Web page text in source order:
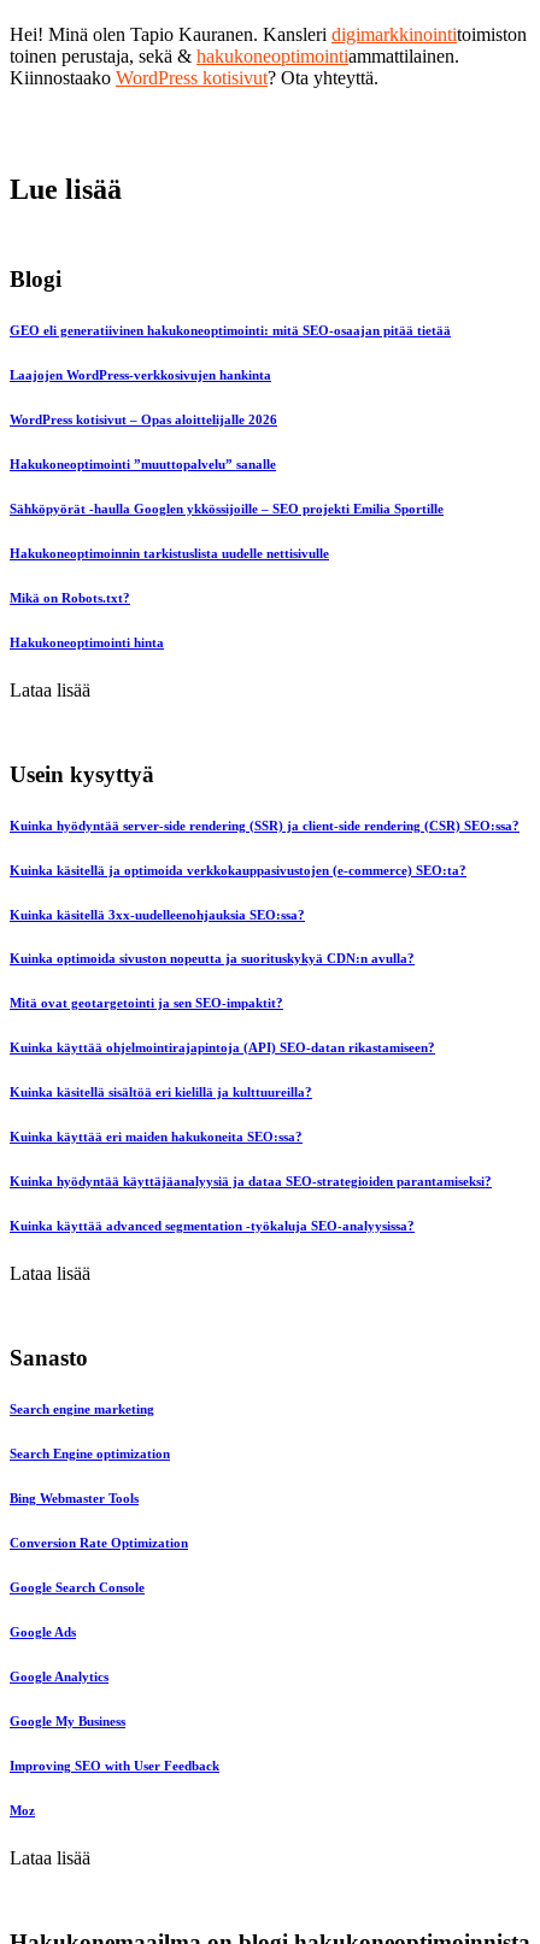
Hei! Minä olen Tapio Kauranen. Kansleri digimarkkinointitoimiston
toinen perustaja, sekä & hakukoneoptimointiammattilainen.
Kiinnostaako WordPress kotisivut? Ota yhteyttä.
Lue lisää
Blogi
GEO eli generatiivinen hakukoneoptimointi: mitä SEO-osaajan pitää tietää
Laajojen WordPress-verkkosivujen hankinta
WordPress kotisivut – Opas aloittelijalle 2026
Hakukoneoptimointi ”muuttopalvelu” sanalle
Sähköpyörät -haulla Googlen ykkössijoille – SEO projekti Emilia Sportille
Hakukoneoptimoinnin tarkistuslista uudelle nettisivulle
Mikä on Robots.txt?
Hakukoneoptimointi hinta
Lataa lisää
Usein kysyttyä
Kuinka hyödyntää server-side rendering (SSR) ja client-side rendering (CSR) SEO:ssa?
Kuinka käsitellä ja optimoida verkkokauppasivustojen (e-commerce) SEO:ta?
Kuinka käsitellä 3xx-uudelleenohjauksia SEO:ssa?
Kuinka optimoida sivuston nopeutta ja suorituskykyä CDN:n avulla?
Mitä ovat geotargetointi ja sen SEO-impaktit?
Kuinka käyttää ohjelmointirajapintoja (API) SEO-datan rikastamiseen?
Kuinka käsitellä sisältöä eri kielillä ja kulttuureilla?
Kuinka käyttää eri maiden hakukoneita SEO:ssa?
Kuinka hyödyntää käyttäjäanalyysiä ja dataa SEO-strategioiden parantamiseksi?
Kuinka käyttää advanced segmentation -työkaluja SEO-analyysissa?
Lataa lisää
Sanasto
Search engine marketing
Search Engine optimization
Bing Webmaster Tools
Conversion Rate Optimization
Google Search Console
Google Ads
Google Analytics
Google My Business
Improving SEO with User Feedback
Moz
Lataa lisää